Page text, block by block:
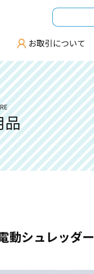
お取引について
品
動シュレッダー